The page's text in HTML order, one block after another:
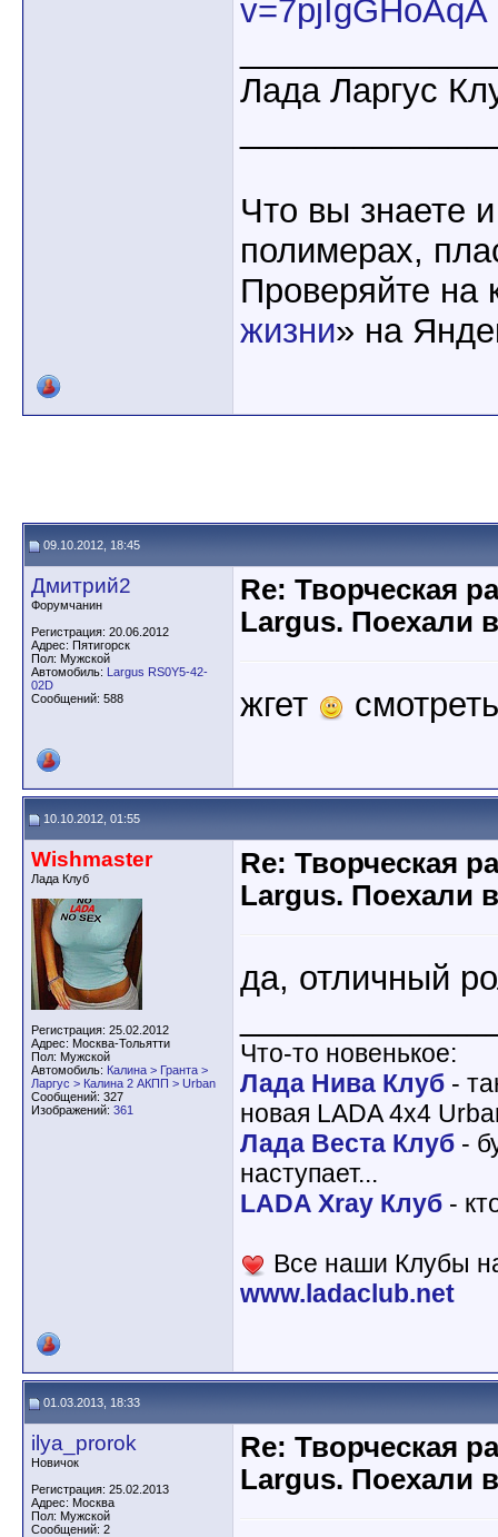
v=7pjIgGHoAqA
Лада Ларгус
Что вы знаете
полимерах,
Проверяйте на
жизни» на
09.10.2012, 18:45
Дмитрий2
Форумчанин
Регистрация: 20.06.2012
Адрес: Пятигорск
Пол: Мужской
Автомобиль: Largus RS0Y5-42-
02D
Сообщений: 588
Re: Творческая
Largus. Поехали
жгет
10.10.2012, 01:55
Wishmaster
Лада Клуб
Регистрация: 25.02.2012
Адрес: Москва-Тольятти
Пол: Мужской
Автомобиль: Калина > Гранта >
Ларгус > Калина 2 АКПП > Urban
Сообщений: 327
Изображений: 361
Re: Творческая
Largus. Поехали
да, отличный
Что-то новенькое:
Лада Нива Клуб -
новая LADA 4x4
Лада Веста Клуб -
наступает...
LADA Xray Клуб -
Все наши Клубы
www.ladaclub.net
01.03.2013, 18:33
ilya_prorok
Новичок
Регистрация: 25.02.2013
Адрес: Москва
Пол: Мужской
Сообщений: 2
Re: Творческая
Largus. Поехали